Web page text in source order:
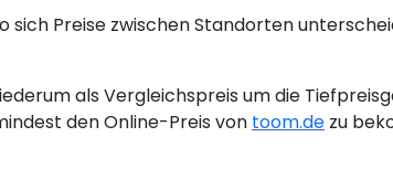
sich Preise zwischen Standorten
als Vergleichspreis um die
den Online-Preis von toom.de zu